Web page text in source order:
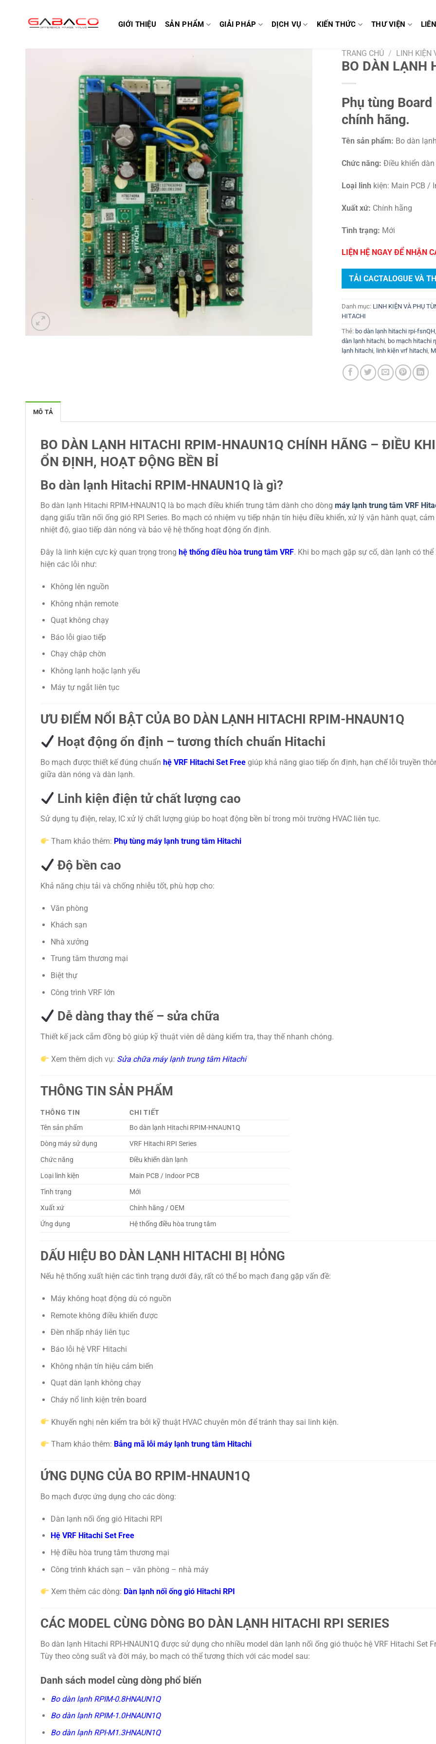
GIỚI THIỆU SẢN PHẨM GIẢI PHÁP DỊCH VỤ KIẾN THỨC THƯ VIỆN
TRANG CHỦ / LINH KIỆN
BO DÀN LẠNH
Phụ tùng
chính hãng.
Tên sản phẩm: Bo dàn
Chức năng: Điều khiển
Loại linh kiện: Main PCB /
Xuất xứ: Chính hãng
Tình trạng: Mới
LIỆN HỆ NGAY ĐỂ NHẬN
TẢI CACTALOGUE VÀ
Danh mục: LINH KIỆN VÀ PHỤ
HITACHI
Thẻ: bo dàn lạnh hitachi rpi-fsnQH
dàn lạnh hitachi bo mạch hitachi
lạnh hitachi
linh kiện vrf hitachi
MÔ TẢ
BO DÀN LẠNH HITACHI RPIM-HNAUN1Q CHÍNH HÃNG – ĐIỀU
ỔN ĐỊNH, HOẠT ĐỘNG BỀN BỈ
Bo dàn lạnh Hitachi RPIM-HNAUN1Q là gì?
Bo dàn lạnh Hitachi RPIM-HNAUN1Q là bo mạch điều khiển trung tâm dành cho dòng máy lạnh trung tâm VRF
dạng giấu trần nối ống gió RPI Series. Bo mạch có nhiệm vụ tiếp nhận tín hiệu điều khiển, xử lý vận hành quạt,
nhiệt độ, giao tiếp dàn nóng và bảo vệ hệ thống hoạt động ổn định.
Đây là linh kiện cực kỳ quan trọng trong hệ thống điều hòa trung tâm VRF. Khi bo mạch gặp sự cố, dàn lạnh có thể
hiện các lỗi như:
Không lên nguồn
Không nhận remote
Quạt không chạy
Báo lỗi giao tiếp
Chạy chập chờn
Không lạnh hoặc lạnh yếu
Máy tự ngắt liên tục
ƯU ĐIỂM NỔI BẬT CỦA BO DÀN LẠNH HITACHI RPIM-HNAUN1Q
Hoạt động ổn định – tương thích chuẩn Hitachi
Bo mạch được thiết kế đúng chuẩn hệ VRF Hitachi Set Free giúp khả năng giao tiếp ổn định, hạn chế lỗi truyền
giữa dàn nóng và dàn lạnh.
Linh kiện điện tử chất lượng cao
Sử dụng tụ điện, relay, IC xử lý chất lượng giúp bo hoạt động bền bỉ trong môi trường HVAC liên tục.
Tham khảo thêm: Phụ tùng máy lạnh trung tâm Hitachi
Độ bền cao
Khả năng chịu tải và chống nhiễu tốt, phù hợp cho:
Văn phòng
Khách sạn
Nhà xưởng
Trung tâm thương mại
Biệt thự
Công trình VRF lớn
Dễ dàng thay thế – sửa chữa
Thiết kế jack cắm đồng bộ giúp kỹ thuật viên dễ dàng kiểm tra, thay thế nhanh chóng.
Xem thêm dịch vụ: Sửa chữa máy lạnh trung tâm Hitachi
THÔNG TIN SẢN PHẨM
THÔNG TIN
CHI TIẾT
Tên sản phẩm
Bo dàn lạnh Hitachi RPIM-HNAUN1Q
Dòng máy sử dụng
VRF Hitachi RPI Series
Chức năng
Điều khiển dàn lạnh
Loại linh kiện
Main PCB / Indoor PCB
Tình trạng
Mới
Xuất xứ
Chính hãng / OEM
Ứng dụng
Hệ thống điều hòa trung tâm
DẤU HIỆU BO DÀN LẠNH HITACHI BỊ HỎNG
Nếu hệ thống xuất hiện các tình trạng dưới đây, rất có thể bo mạch đang gặp vấn đề:
Máy không hoạt động dù có nguồn
Remote không điều khiển được
Đèn nhấp nháy liên tục
Báo lỗi hệ VRF Hitachi
Không nhận tín hiệu cảm biến
Quạt dàn lạnh không chạy
Cháy nổ linh kiện trên board
Khuyến nghị nên kiểm tra bởi kỹ thuật HVAC chuyên môn để tránh thay sai linh kiện.
Tham khảo thêm: Bảng mã lỗi máy lạnh trung tâm Hitachi
ỨNG DỤNG CỦA BO RPIM-HNAUN1Q
Bo mạch được ứng dụng cho các dòng:
Dàn lạnh nối ống gió Hitachi RPI
Hệ VRF Hitachi Set Free
Hệ điều hòa trung tâm thương mại
Công trình khách sạn – văn phòng – nhà máy
Xem thêm các dòng: Dàn lạnh nối ống gió Hitachi RPI
CÁC MODEL CÙNG DÒNG BO DÀN LẠNH HITACHI RPI SERIES
Bo dàn lạnh Hitachi RPI-HNAUN1Q được sử dụng cho nhiều model dàn lạnh nối ống gió thuộc hệ VRF Hitachi Set
Tùy theo công suất và đời máy, bo mạch có thể tương thích với các model sau:
Danh sách model cùng dòng phổ biến
Bo dàn lạnh RPIM-0.8HNAUN1Q
Bo dàn lạnh RPIM-1.0HNAUN1Q
Bo dàn lạnh RPI-M1.3HNAUN1Q